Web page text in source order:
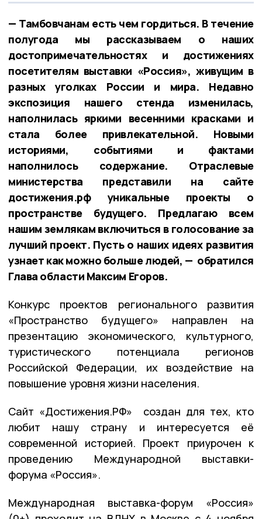
— Тамбовчанам есть чем гордиться. В течение
полугода мы рассказываем о наших
достопримечательностях и достижениях
посетителям выставки «Россия», живущим в
разных уголках России и мира. Недавно
экспозиция нашего стенда изменилась,
наполнилась яркими весенними красками и
стала более привлекательной. Новыми
историями, событиями и фактами
наполнилось содержание. Отраслевые
министерства представили на сайте
достижения.рф уникальные проекты о
пространстве будущего. Предлагаю всем
нашим землякам включиться в голосование за
лучший проект. Пусть о наших идеях развития
узнает как можно больше людей, — обратился
Глава области Максим Егоров.
Конкурс проектов регионального развития
«Пространство будущего» направлен на
презентацию экономического, культурного,
туристического потенциала регионов
Российской Федерации, их воздействие на
повышение уровня жизни населения.
Сайт «Достижения.РФ» создан для тех, кто
любит нашу страну и интересуется её
современной историей. Проект приурочен к
проведению Международной выставки-
форума «Россия».
Международная выставка-форум «Россия»